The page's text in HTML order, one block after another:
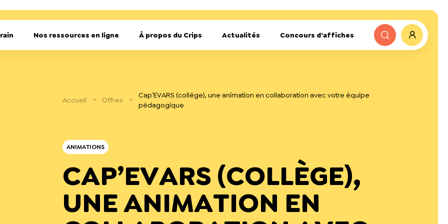
Nos ressources en ligne À propos du Crips Actualités Concours d’affiches
Accueil Offres
Cap’EVARS (collège), une animation en collaboration avec votre équipe
pédagogique
ANIMATIONS
CAP’EVARS (COLLÈGE),
UNE ANIMATION EN